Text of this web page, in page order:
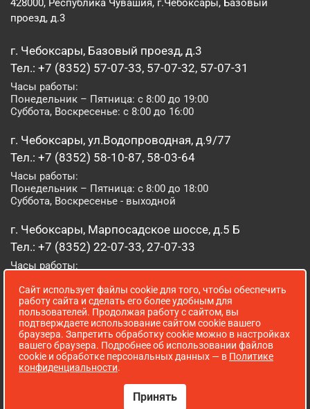
428000, Республика Чувашия, г.Чебоксары, Базовый
проезд, д.3
г. Чебоксары, Базовый проезд, д.3
Тел.: +7 (8352) 57-07-33, 57-07-32, 57-07-31
Часы работы:
Понедельник – Пятница: с 8:00 до 19:00
Суббота, Воскресенье: с 8:00 до 16:00
г. Чебоксары, ул.Водопроводная, д.9/77
Тел.: +7 (8352) 58-10-87, 58-03-64
Часы работы:
Понедельник – Пятница: с 8:00 до 18:00
Суббота, Воскресенье - выходной
г. Чебоксары, Марпосадское шоссе, д.5 Б
Тел.: +7 (8352) 22-07-33, 27-07-33
Часы работы:
Суббота, Воскресенье: с 8:00 до 16:00
г. Йошкар-Ола, ул. Луначарского, д. 52 А
Тел.: (8362) 41-07-31
Часы работы:
Понедельник – Пятница: с 8:00 до 18:00
Сайт использует файлы cookie для того, чтобы обеспечить
работу сайта и сделать его более удобным для
пользователей. Продолжая работу с сайтом, вы
подтверждаете использование сайтом cookie вашего
браузера. Запретить обработку cookie можно в настройках
вашего браузера. Подробнее об использовании файлов
cookie и обработке персональных данных — в Политике
конфиденциальности.
Принять